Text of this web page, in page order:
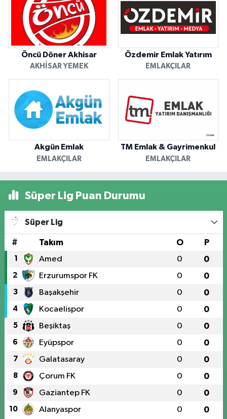
Öncü Döner Akhisar
AKHISAR YEMEK
Özdemir Emlak Yatırım
EMLAKÇILAR
Akgün Emlak
EMLAKÇILAR
TM Emlak & Gayrimenkul
EMLAKÇILAR
Süper Lig Puan Durumu
Süper Lig
# Takım O P
1 Amed 0 0
2 Erzurumspor FK 0 0
3 Başakşehir 0 0
4 Kocaelispor 0 0
5 Beşiktaş 0 0
6 Eyüpspor 0 0
7 Galatasaray 0 0
8 Çorum FK 0 0
9 Gaziantep FK 0 0
10 Alanyaspor 0 0